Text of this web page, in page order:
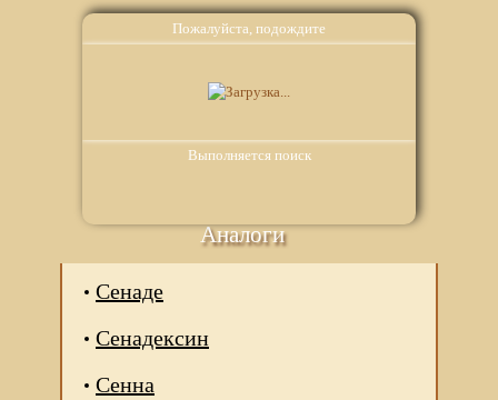
Пожалуйста, подождите
Выполняется поиск
Аналоги
Сенаде
Сенадексин
Сенна